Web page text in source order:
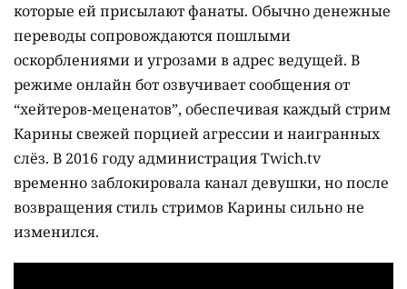
которые ей присылают фанаты. Обычно денежные
переводы сопровождаются пошлыми
оскорблениями и угрозами в адрес ведущей. В
режиме онлайн бот озвучивает сообщения от
“хейтеров-меценатов”, обеспечивая каждый стрим
Карины свежей порцией агрессии и наигранных
слёз. В 2016 году администрация Twich.tv
временно заблокировала канал девушки, но после
возвращения стиль стримов Карины сильно не
изменился.